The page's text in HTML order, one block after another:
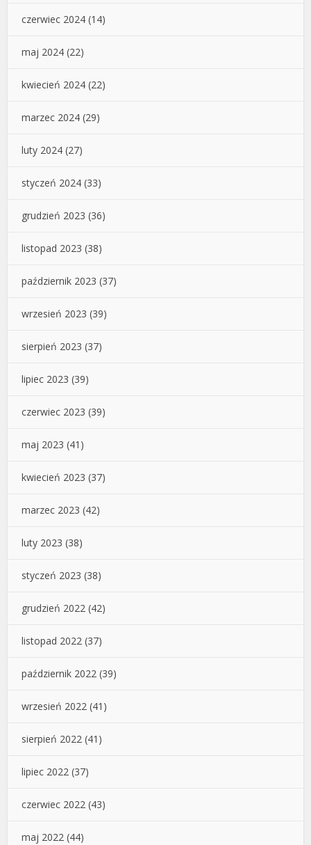
czerwiec 2024 (14)
maj 2024 (22)
kwiecień 2024 (22)
marzec 2024 (29)
luty 2024 (27)
styczeń 2024 (33)
grudzień 2023 (36)
listopad 2023 (38)
październik 2023 (37)
wrzesień 2023 (39)
sierpień 2023 (37)
lipiec 2023 (39)
czerwiec 2023 (39)
maj 2023 (41)
kwiecień 2023 (37)
marzec 2023 (42)
luty 2023 (38)
styczeń 2023 (38)
grudzień 2022 (42)
listopad 2022 (37)
październik 2022 (39)
wrzesień 2022 (41)
sierpień 2022 (41)
lipiec 2022 (37)
czerwiec 2022 (43)
maj 2022 (44)